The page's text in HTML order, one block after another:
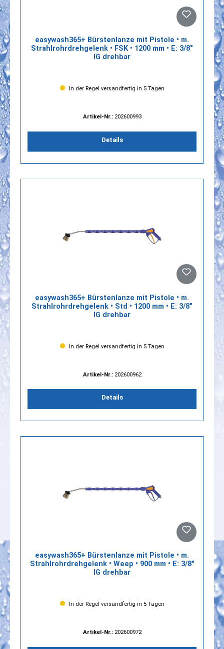
easywash365+ Bürstenlanze mit Pistole • m.
Strahlrohrdrehgelenk • FSK • 1200 mm • E: 3/8"
IG drehbar
In der Regel versandfertig in 5 Tagen
Artikel-Nr.: 202600993
Details
easywash365+ Bürstenlanze mit Pistole • m.
Strahlrohrdrehgelenk • Std • 1200 mm • E: 3/8"
IG drehbar
In der Regel versandfertig in 5 Tagen
Artikel-Nr.: 202600962
Details
easywash365+ Bürstenlanze mit Pistole • m.
Strahlrohrdrehgelenk • Weep • 900 mm • E: 3/8"
IG drehbar
In der Regel versandfertig in 5 Tagen
Artikel-Nr.: 202600972